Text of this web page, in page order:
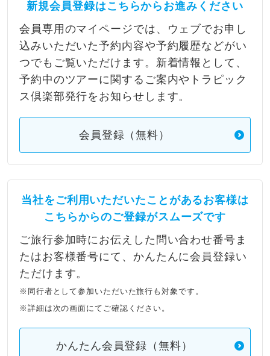
新規会員登録はこちらからお進みください
会員専用のマイページでは、ウェブでお申し
込みいただいた予約内容や予約履歴などがい
つでもご覧いただけます。新着情報として、
予約中のツアーに関するご案内やトラピック
ス倶楽部発行をお知らせします。
会員登録（無料）
当社をご利用いただいたことがあるお客様は
こちらからのご登録がスムーズです
ご旅行参加時にお伝えした問い合わせ番号ま
たはお客様番号にて、かんたんに会員登録い
ただけます。
※同行者として参加いただいた旅行も対象です。
※詳細は次の画面にてご確認ください。
かんたん会員登録（無料）